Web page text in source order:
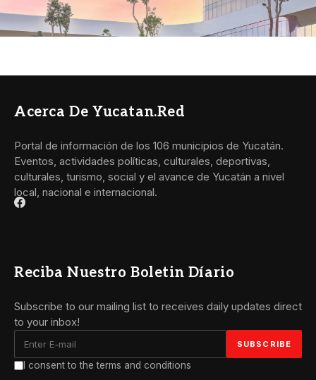
Acerca De Yucatan.red
Portal de información de los 106 municipios de Yucatán.
Eventos, actividades políticas, culturales, deportivas,
culturales, turismo, social y el avance de Yucatán a nivel
local, nacional e internacional.
Reciba Nuestro Boletin Díario
Subscribe to our mailing list to receives daily updates direct
to your inbox!
I consent to the terms and conditions